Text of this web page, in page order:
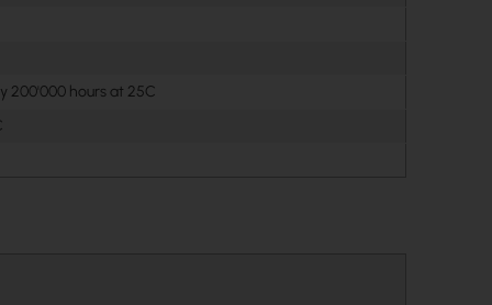
200'000 hours at 25C